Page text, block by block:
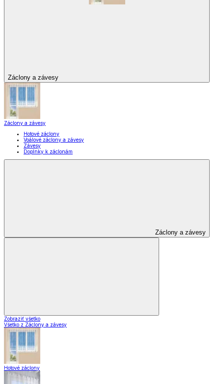
Záclony a závesy
Záclony a závesy
Hotové záclony
Voálové záclony a závesy
Závesy
Doplnky k záclonám
Záclony a závesy
Zobraziť všetko
Všetko z Záclony a závesy
Hotové záclony